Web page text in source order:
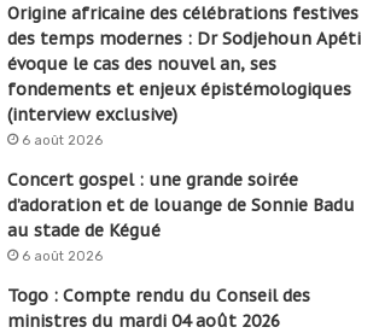
Origine africaine des célébrations festives
des temps modernes : Dr Sodjehoun Apéti
évoque le cas des nouvel an, ses
fondements et enjeux épistémologiques
(interview exclusive)
6 août 2026
Concert gospel : une grande soirée
d’adoration et de louange de Sonnie Badu
au stade de Kégué
6 août 2026
Togo : Compte rendu du Conseil des
ministres du mardi 04 août 2026